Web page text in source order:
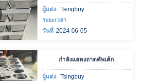
ผู้แต่ง Tsingbuy
ระยะเวลา
วันที่ 2024-06-05
กำลังแสดงถาดคัพเค้ก
ผู้แต่ง Tsingbuy